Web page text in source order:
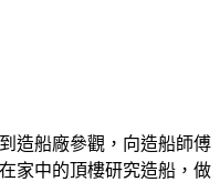
家中的頂樓研究造船，做
還曾帶全家人到海上試